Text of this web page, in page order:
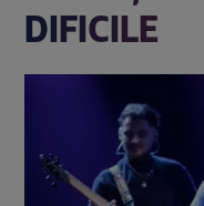
DIFICILE